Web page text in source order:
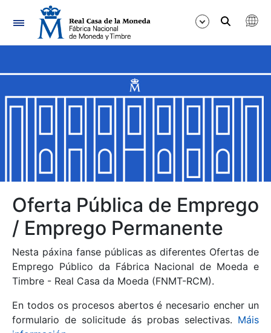
Navegación
Mostrar/Ocultar
Mostrar/Ocultar
Mostrar/Ocultar
Mostrar/Ocultar
Mostrar/Ocultar
Oferta Pública de Emprego
/ Emprego Permanente
Nesta páxina fanse públicas as diferentes Ofertas de
Emprego Público da Fábrica Nacional de Moeda e
Timbre - Real Casa da Moeda (FNMT-RCM).
En todos os procesos abertos é necesario encher un
formulario de solicitude ás probas selectivas. Máis